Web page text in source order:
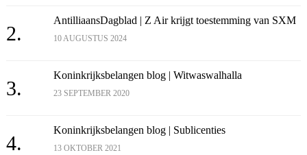
2.
AntilliaansDagblad | Z Air krijgt toestemming van SXM
10 AUGUSTUS 2024
3.
Koninkrijksbelangen blog | Witwaswalhalla
23 SEPTEMBER 2020
4.
Koninkrijksbelangen blog | Sublicenties
13 OKTOBER 2021